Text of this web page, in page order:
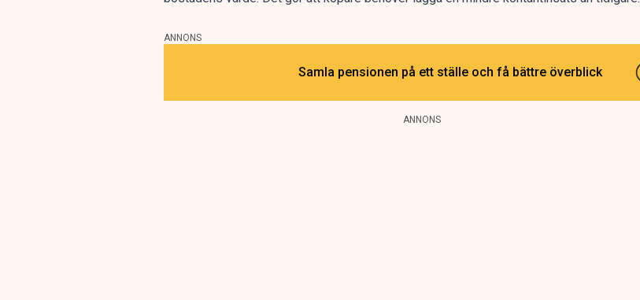
ANNONS
Samla pensionen på ett ställe och få bättre överblick
ANNONS